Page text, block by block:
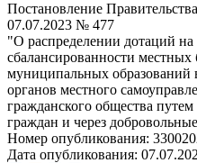
Постановление
07.07.2023 № 477
"О распределении дотаций
сбалансированности
муниципальных образований
органов местного
гражданского общества
граждан и через
Номер опубликования:
Дата опубликования: